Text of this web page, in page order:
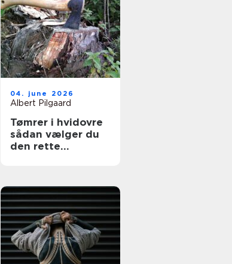
04. june 2026
Albert Pilgaard
Tømrer i hvidovre
sådan vælger du
den rette